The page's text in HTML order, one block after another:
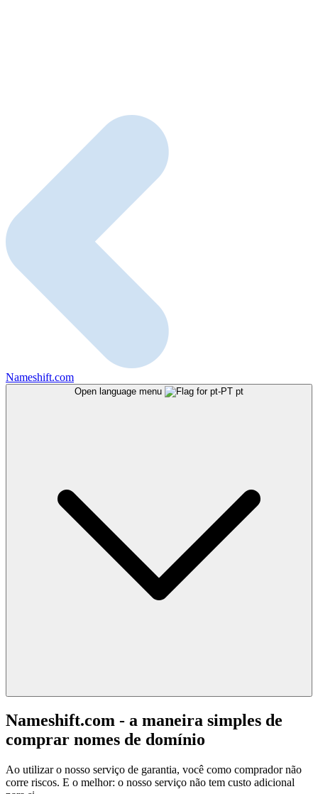
Nameshift.com
Open language menu pt
Nameshift.com - a maneira simples de
comprar nomes de domínio
Ao utilizar o nosso serviço de garantia, você como comprador não
corre riscos. E o melhor: o nosso serviço não tem custo adicional